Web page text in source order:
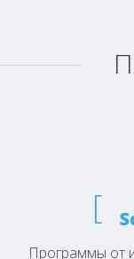
Программы от